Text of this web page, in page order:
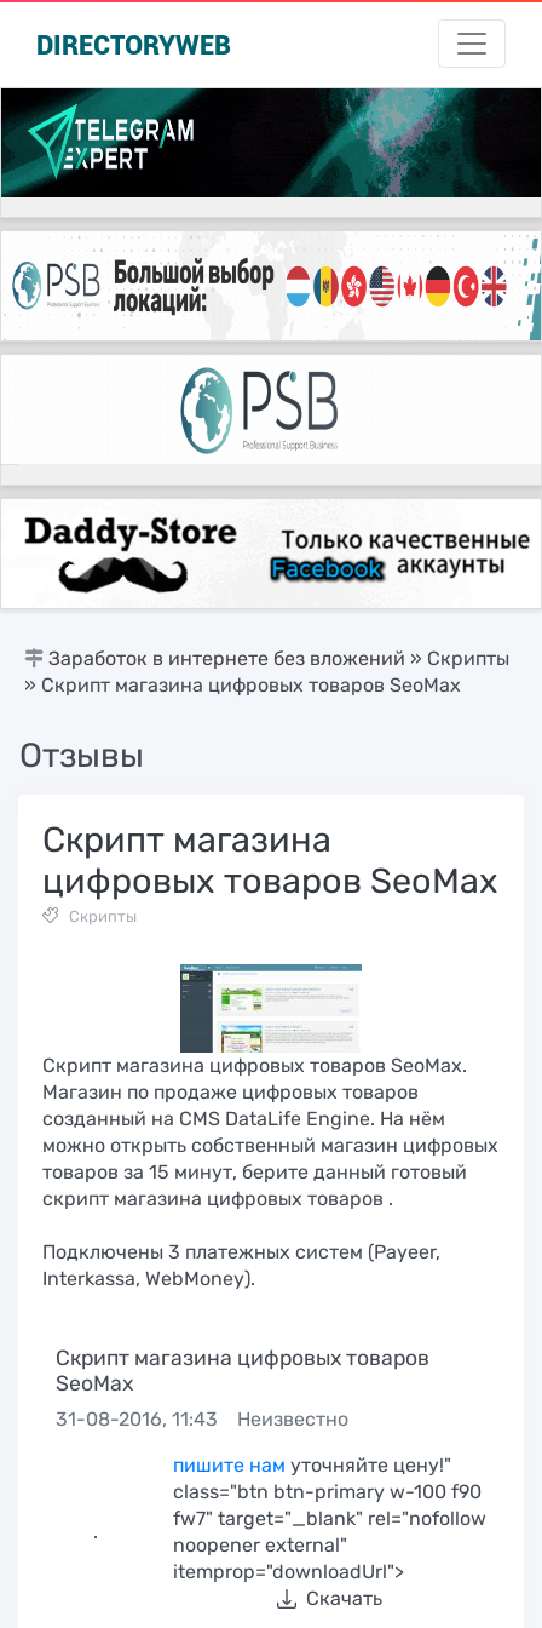
DIRECTORYWEB
Заработок в интернете без вложений » Скрипты
» Скрипт магазина цифровых товаров SeoMax
Отзывы
Скрипт магазина
цифровых товаров SeoMax
Скрипты
Скрипт магазина цифровых товаров SeoMax.
Магазин по продаже цифровых товаров
созданный на CMS DataLife Engine. На нём
можно открыть собственный магазин цифровых
товаров за 15 минут, берите данный готовый
скрипт магазина цифровых товаров .
Подключены 3 платежных систем (Payeer,
Interkassa, WebMoney).
Скрипт магазина цифровых товаров
SeoMax
31-08-2016, 11:43 Неизвестно
.
пишите нам уточняйте цену!"
class="btn btn-primary w-100 f90
fw7" target="_blank" rel="nofollow
noopener external"
itemprop="downloadUrl">
Скачать